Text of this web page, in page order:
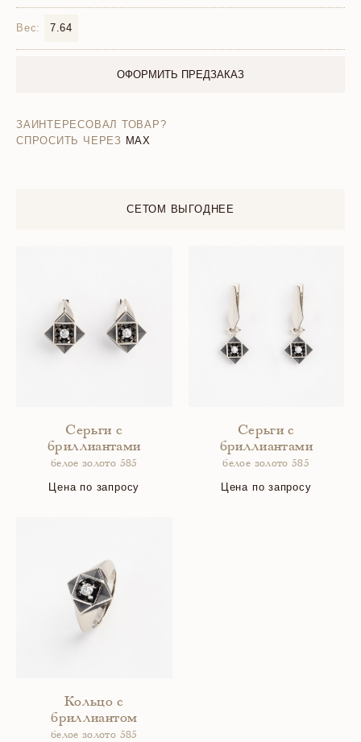
Вес: 7.64
ОФОРМИТЬ ПРЕДЗАКАЗ
ЗАИНТЕРЕСОВАЛ ТОВАР?
СПРОСИТЬ ЧЕРЕЗ MAX
СЕТОМ ВЫГОДНЕЕ
Серьги с
бриллиантами
белое золото 585
Цена по запросу
Серьги с
бриллиантами
белое золото 585
Цена по запросу
Кольцо с
бриллиантом
белое золото 585